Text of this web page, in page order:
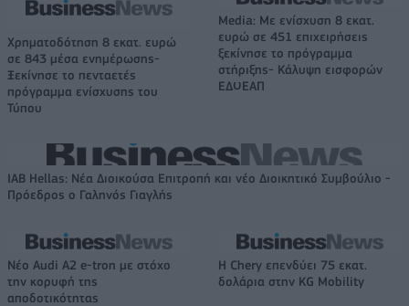
Χρηματοδότηση 8 εκατ. ευρώ
σε 843 μέσα ενημέρωσης-
Ξεκίνησε το πενταετές
πρόγραμμα ενίσχυσης του
Τύπου
Media: Με ενίσχυση 8 εκατ.
ευρώ σε 451 επιχειρήσεις
ξεκίνησε το πρόγραμμα
στήριξης- Κάλυψη εισφορών
ΕΔΟΕΑΠ
IAB Hellas: Νέα Διοικούσα Επιτροπή και νέο Διοικητικό Συμβούλιο -
Πρόεδρος ο Γαληνός Γιαγλής
Νέο Audi A2 e-tron με στόχο
την κορυφή της
αποδοτικότητας
Η Chery επενδύει 75 εκατ.
δολάρια στην KG Mobility